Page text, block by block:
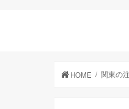
HOME 関東の